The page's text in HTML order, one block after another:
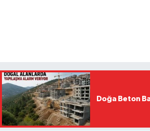
Doğa Beton